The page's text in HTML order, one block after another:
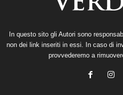
In questo sito gli Autori sono
non dei link inseriti in essi. In caso di
provvederemo a